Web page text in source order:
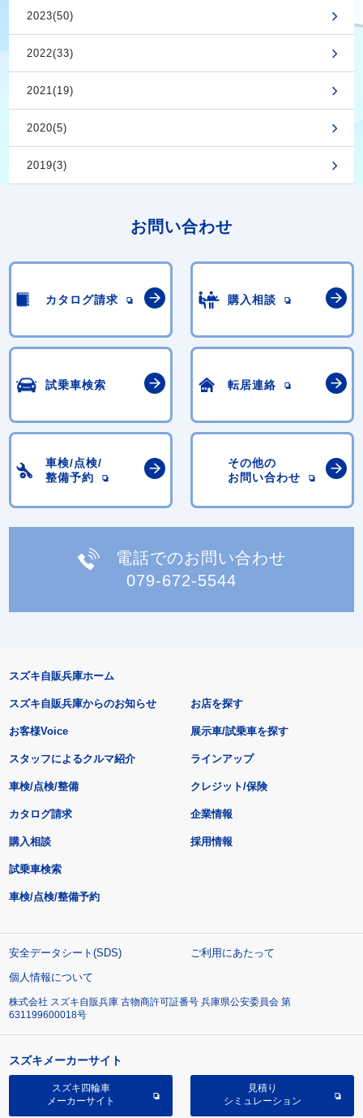
2023(50)
2022(33)
2021(19)
2020(5)
2019(3)
お問い合わせ
カタログ請求 購入相談
試乗車検索 転居連絡
車検/点検/
整備予約
その他の
お問い合わせ
電話でのお問い合わせ
079-672-5544
スズキ自販兵庫ホーム
スズキ自販兵庫からのお知らせ
お客様Voice
スタッフによるクルマ紹介
お店を探す
展示車/試乗車を探す
ラインアップ
車検/点検/整備 クレジット/保険
カタログ請求
購入相談
試乗車検索
車検/点検/整備予約
企業情報
採用情報
安全データシート(SDS)
ご利用にあたって
個人情報について
株式会社 スズキ自販兵庫 古物商許可証番号 兵庫県公安委員会 第
631199600018号
スズキメーカーサイト
スズキ四輪車
メーカーサイト
見積り
シミュレーション